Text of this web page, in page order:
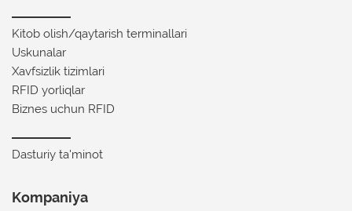
Kitob olish/qaytarish terminallari
Uskunalar
Xavfsizlik tizimlari
RFID yorliqlar
Biznes uchun RFID
Dasturiy ta'minot
Kompaniya